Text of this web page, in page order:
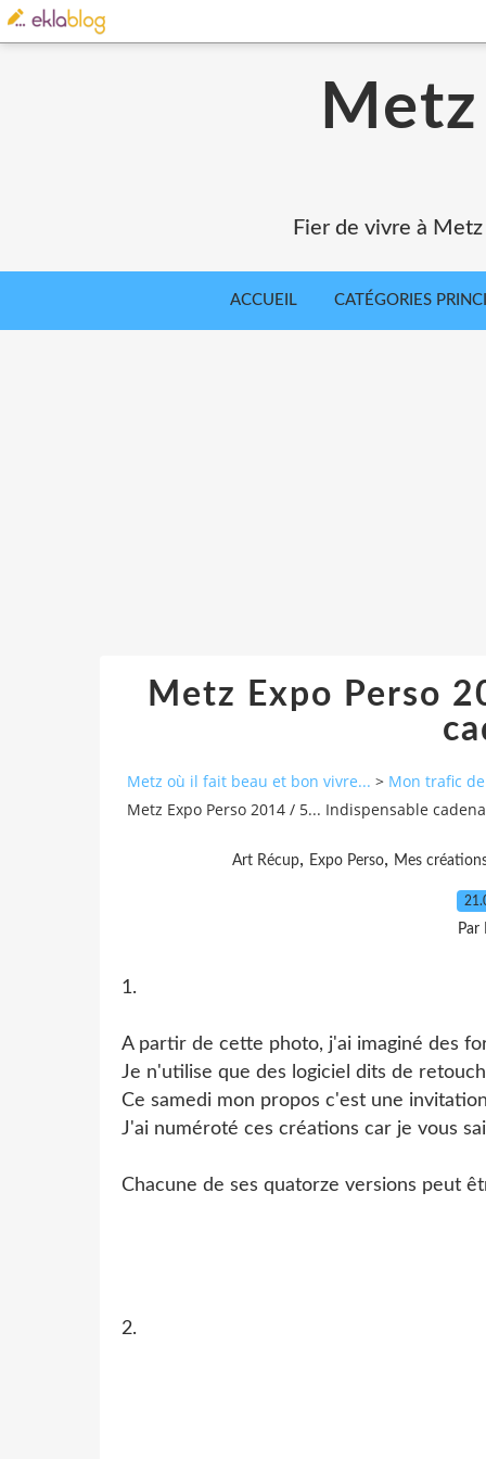
Fier de vivre à
ACCUEIL CATÉGORIES
Metz Expo Perso
Metz où il fait beau et bon vivre... > Mon trafic
Metz Expo Perso 2014 / 5... Indispensable
Art Récup, Expo Perso, Mes
Par
1.
A partir de cette photo, j'ai imaginé des
Je n'utilise que des logiciel dits de
Ce samedi mon propos c'est une
J'ai numéroté ces créations car je vous
Chacune de ses quatorze versions peut
2.